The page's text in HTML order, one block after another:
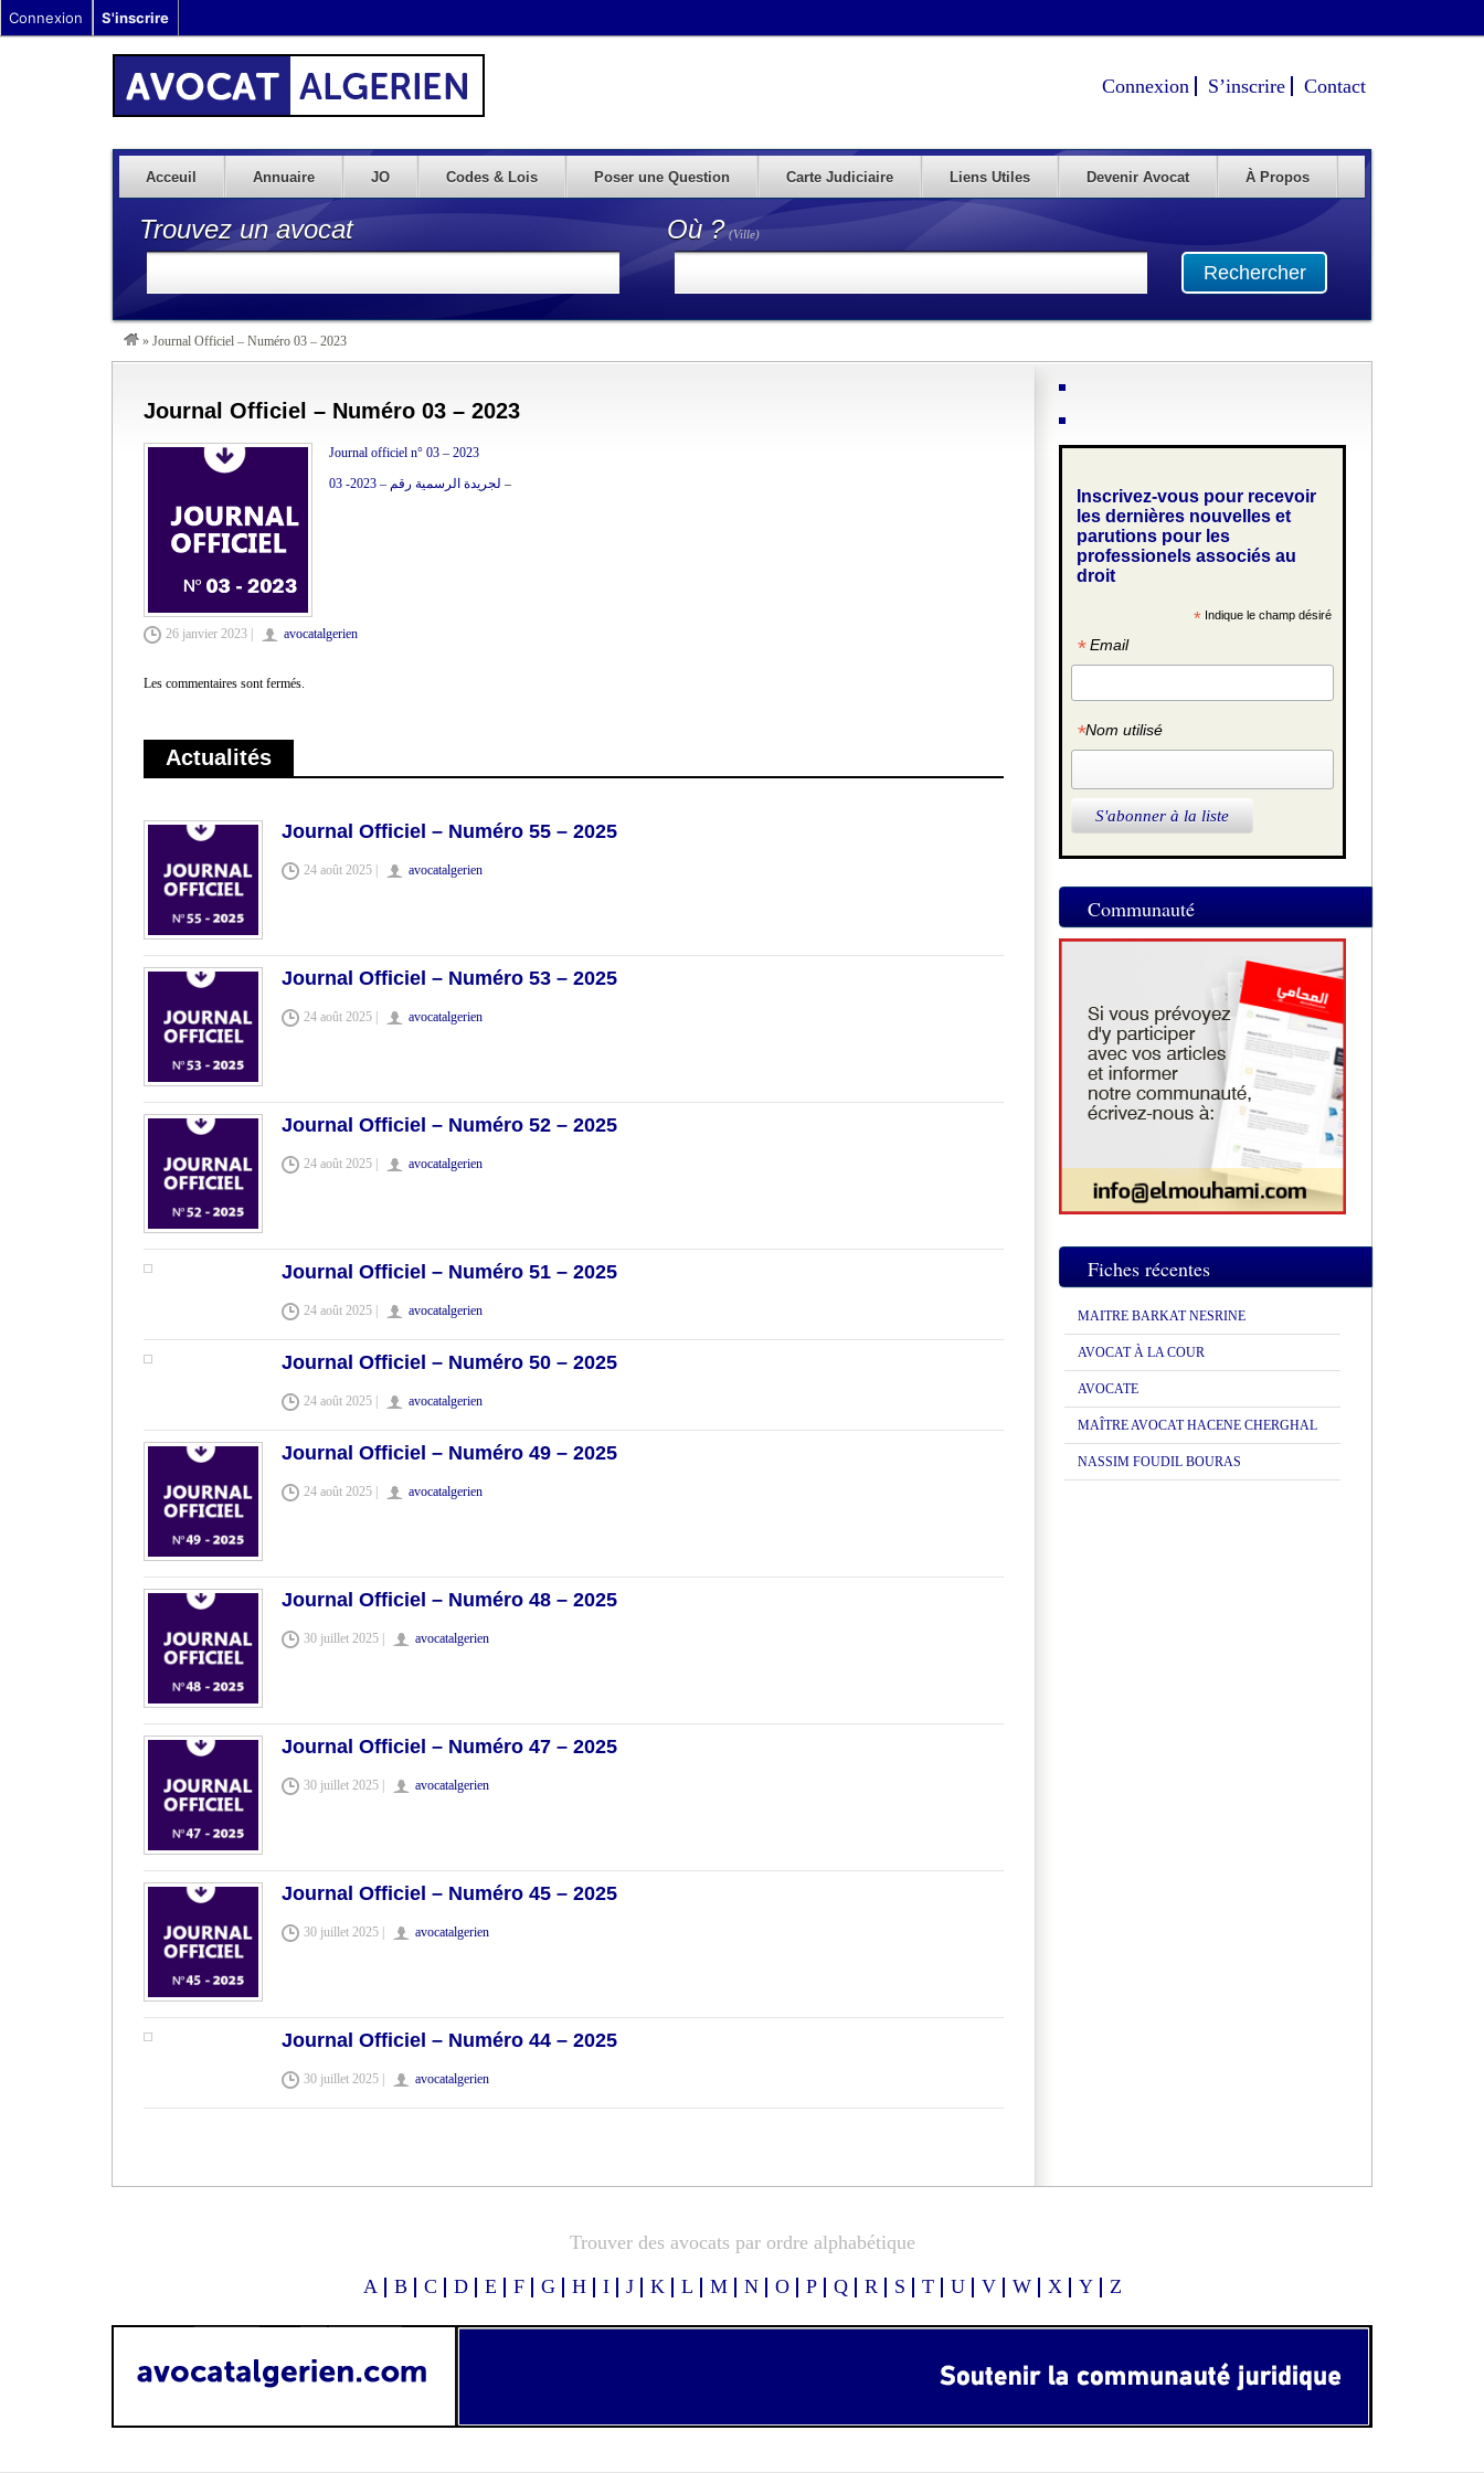
Connexion S’inscrire Contact
Acceuil Annuaire JO Codes & Lois Poser une Question Carte Judiciaire Liens Utiles Devenir Avocat À Propos
Trouvez un avocat Où ? (Ville)
Rechercher
» Journal Officiel – Numéro 03 – 2023
Journal Officiel – Numéro 03 – 2023
Journal officiel n° 03 – 2023
–
26 janvier 2023 | avocatalgerien
Les commentaires sont fermés.
Actualités
Journal Officiel – Numéro 55 – 2025
24 août 2025 | avocatalgerien
Journal Officiel – Numéro 53 – 2025
24 août 2025 | avocatalgerien
Journal Officiel – Numéro 52 – 2025
24 août 2025 | avocatalgerien
Journal Officiel – Numéro 51 – 2025
24 août 2025 | avocatalgerien
Journal Officiel – Numéro 50 – 2025
24 août 2025 | avocatalgerien
Journal Officiel – Numéro 49 – 2025
24 août 2025 | avocatalgerien
Journal Officiel – Numéro 48 – 2025
30 juillet 2025 | avocatalgerien
Journal Officiel – Numéro 47 – 2025
30 juillet 2025 | avocatalgerien
Journal Officiel – Numéro 45 – 2025
30 juillet 2025 | avocatalgerien
Journal Officiel – Numéro 44 – 2025
30 juillet 2025 | avocatalgerien
Inscrivez-vous pour recevoir
les dernières nouvelles et
parutions pour les
professionels associés au
droit
* Indique le champ désiré
*Email
*Nom utilisé
Communauté
Fiches récentes
MAITRE BARKAT NESRINE
AVOCAT À LA COUR
AVOCATE
MAÎTRE AVOCAT HACENE CHERGHAL
NASSIM FOUDIL BOURAS
Trouver des avocats par ordre alphabétique
A
B C D E F G H I J K L M N O P Q R S T U V W X Y Z
Connexion S'inscrire